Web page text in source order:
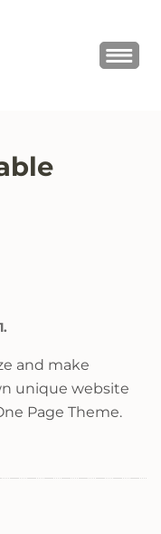
and make
unique website
Page Theme.